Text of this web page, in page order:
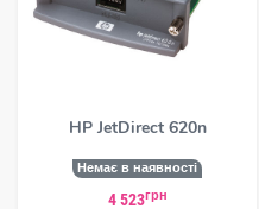
HP JetDirect 620n
Немає в наявності
4 523грн